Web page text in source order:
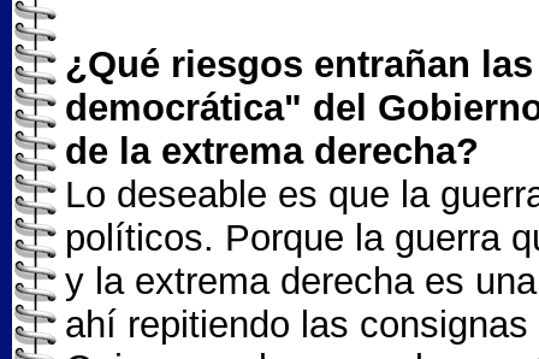
¿Qué riesgos entrañan
democrática" del
de la extrema derecha?
Lo deseable es que la
políticos. Porque la guerra
y la extrema derecha es
ahí repitiendo las